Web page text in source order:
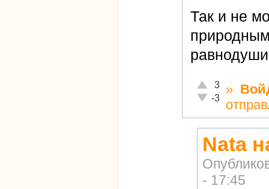
Так и не
Отлично!
3
Неадекватно!
-3
»
Nata
- 17:45